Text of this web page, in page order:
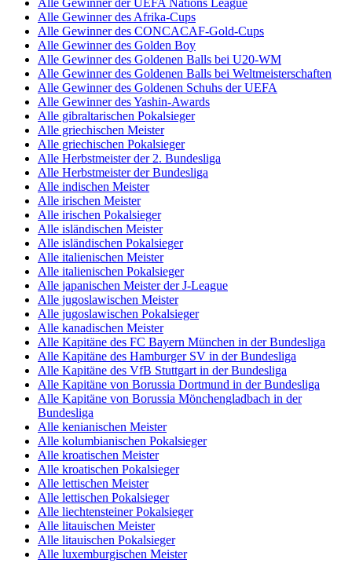
Alle Gewinner des Afrika-Cups
Alle Gewinner des CONCACAF-Gold-Cups
Alle Gewinner des Golden Boy
Alle Gewinner des Goldenen Balls bei U20-WM
Alle Gewinner des Goldenen Balls bei Weltmeisterschaften
Alle Gewinner des Goldenen Schuhs der UEFA
Alle Gewinner des Yashin-Awards
Alle gibraltarischen Pokalsieger
Alle griechischen Meister
Alle griechischen Pokalsieger
Alle Herbstmeister der 2. Bundesliga
Alle Herbstmeister der Bundesliga
Alle indischen Meister
Alle irischen Meister
Alle irischen Pokalsieger
Alle isländischen Meister
Alle isländischen Pokalsieger
Alle italienischen Meister
Alle italienischen Pokalsieger
Alle japanischen Meister der J-League
Alle jugoslawischen Meister
Alle jugoslawischen Pokalsieger
Alle kanadischen Meister
Alle Kapitäne des FC Bayern München in der Bundesliga
Alle Kapitäne des Hamburger SV in der Bundesliga
Alle Kapitäne des VfB Stuttgart in der Bundesliga
Alle Kapitäne von Borussia Dortmund in der Bundesliga
Alle Kapitäne von Borussia Mönchengladbach in der
Bundesliga
Alle kenianischen Meister
Alle kolumbianischen Pokalsieger
Alle kroatischen Meister
Alle kroatischen Pokalsieger
Alle lettischen Meister
Alle lettischen Pokalsieger
Alle liechtensteiner Pokalsieger
Alle litauischen Meister
Alle litauischen Pokalsieger
Alle luxemburgischen Meister